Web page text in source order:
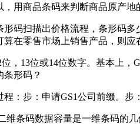
用商品条码来判断商品原产地
码扫描出价格流程，条形码
在零售市场上销售产品，则
，13位或14位数字。基本上
条形码？
：步：申请GS1公司前缀。
维条码数据容量是一维条码的